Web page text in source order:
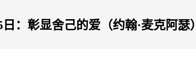
日：彰显舍己的爱（约翰·麦克阿瑟）